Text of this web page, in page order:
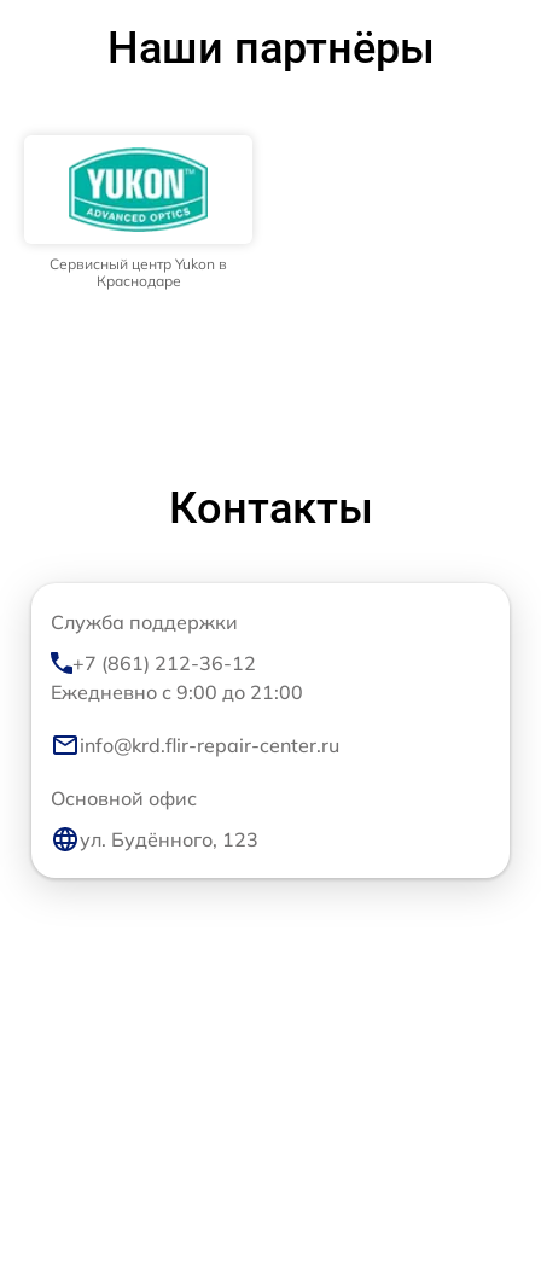
Наши партнёры
Сервисный центр Yukon в
Краснодаре
Контакты
Служба поддержки
+7 (861) 212-36-12
Ежедневно с 9:00 до 21:00
info@krd.flir-repair-center.ru
Основной офис
ул. Будённого, 123